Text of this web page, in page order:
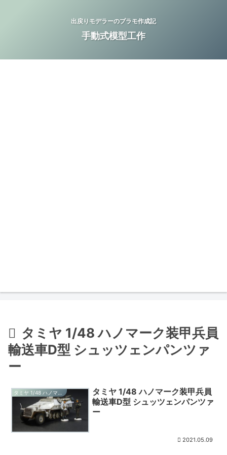
出戻りモデラーのプラモ作成記
手動式模型工作
タミヤ 1/48 ハノマーク装甲兵員
輸送車D型 シュッツェンパンツァ
ー
タミヤ 1/48 ハノマーク装甲兵員
輸送車D型 シュッツェンパンツァ
ー
2021.05.09